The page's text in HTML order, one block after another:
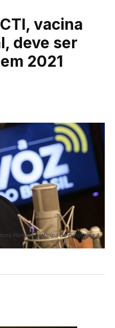
vacina
deve ser
2021
Pontes, participa do programa A